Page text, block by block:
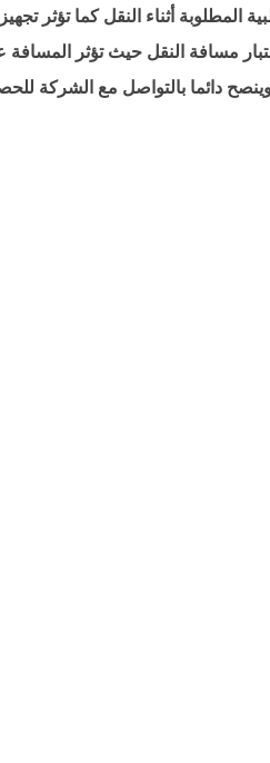
أثناء النقل كما تؤثر
النقل حيث تؤثر المسافة
دائما بالتواصل مع الشركة